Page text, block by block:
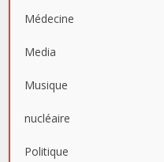
Médecine
Media
Musique
nucléaire
Politique